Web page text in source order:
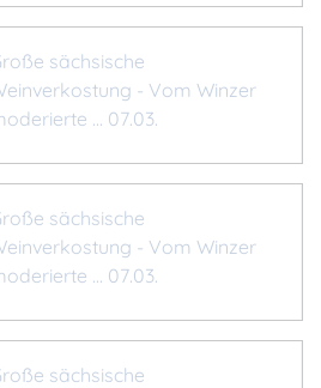
sächsische
- Vom Winzer
... 07.03.
sächsische
- Vom Winzer
... 07.03.
sächsische